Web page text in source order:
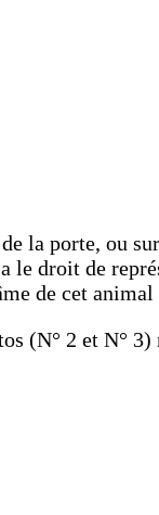
la porte, ou
le droit de
de cet
(N° 2 et N°